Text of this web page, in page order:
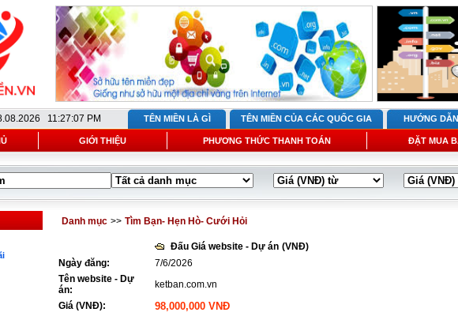
11:27:07 PM TÊN MIỀN LÀ GÌ TÊN MIỀN CỦA CÁC QUỐC GIA HƯỚNG
GIỚI THIỆU PHƯƠNG THỨC THANH TOÁN ĐẶT MUA
Danh mục >> Tìm Bạn- Hẹn Hò- Cưới Hỏi
Đấu Giá website - Dự án (VNĐ)
Ngày đăng:
7/6/2026
Tên website - Dự
án:
ketban.com.vn
Giá (VNĐ):
98,000,000 VNĐ